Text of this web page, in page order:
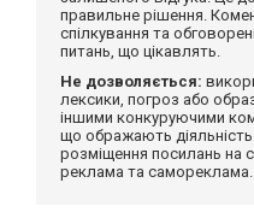
правильне рішення.
спілкування та
питань, що цікавлять.
Не дозволяється:
лексики, погроз або
іншими конкуруючими
що ображають діяльність
розміщення посилань на
реклама та самореклама.